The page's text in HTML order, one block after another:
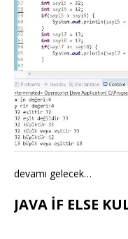
devamı gelecek…
JAVA İF ELSE